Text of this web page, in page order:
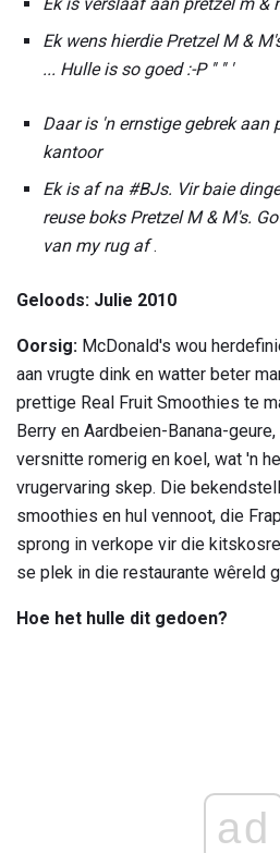
Ek is verslaaf aan pretzel m &
Ek wens hierdie Pretzel M &
... Hulle is so goed :-P '' '' '
Daar is 'n ernstige gebrek aan
kantoor
Ek is af na #BJs. Vir baie
reuse boks Pretzel M & M's.
van my rug af.
Geloods: Julie 2010
Oorsig: McDonald's wou
aan vrugte dink en watter beter
prettige Real Fruit Smoothies te
Berry en Aardbeien-Banana-
versnitte romerig en koel, wat 'n
vrugervaring skep. Die
smoothies en hul vennoot, die
sprong in verkope vir die
se plek in die restaurante wêreld
Hoe het hulle dit gedoen?
ad